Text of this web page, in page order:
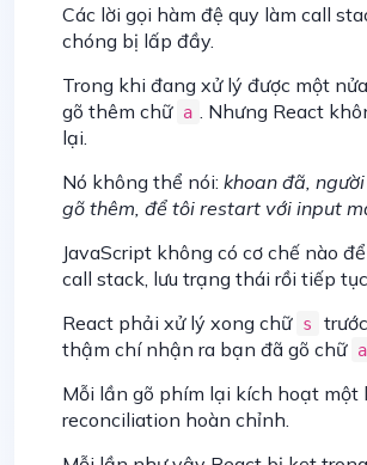
Các lời gọi hàm đệ quy làm call
chóng bị lấp đầy.
Trong khi đang xử lý được một
gõ thêm chữ a
. Nhưng React
lại.
Nó không thể nói: khoan đã,
gõ thêm, để tôi restart với input
JavaScript không có cơ chế nào
call stack, lưu trạng thái rồi tiếp tục
React phải xử lý xong chữ s
thậm chí nhận ra bạn đã gõ chữ a
Mỗi lần gõ phím lại kích hoạt một
reconciliation hoàn chỉnh.